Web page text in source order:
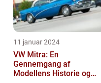
11 januar 2024
VW Mitra: En
Gennemgang af
Modellens Historie og